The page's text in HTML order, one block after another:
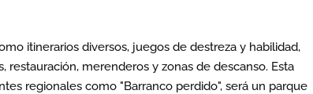
itinerarios diversos, juegos de destreza y habilidad,
restauración, merenderos y zonas de descanso. Esta
regionales como "Barranco perdido", será un parque